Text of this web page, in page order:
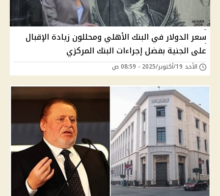
سعر الدولار في البنك الأهلي ومحللون زيادة الإقبال
على الجنية بفضل إجراءات البنك المركزي
الأحد 19/أكتوبر/2025 - 08:59 ص